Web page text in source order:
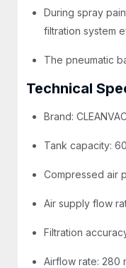
During spray
filtration system
The pneumatic
Technical
Brand:
Tank capacity:
Compressed air
Air supply flow
Filtration
Airflow rate: 280